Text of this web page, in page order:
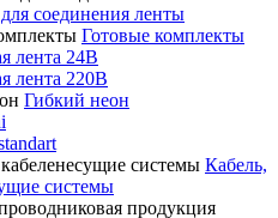
соединения ленты
Готовые комплекты
лента 24В
лента 220В
Гибкий неон
Кабель,
системы